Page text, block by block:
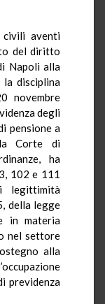
aventi
del diritto
Napoli alla
la disciplina
novembre
degli
pensione a
Corte di
ha
102 e 111
legittimità
della legge
in materia
nel settore
alla
previdenza